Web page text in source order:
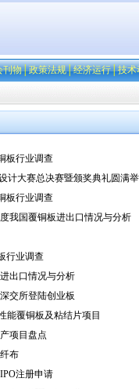
刊物│政策法规│经济运行│技术
板行业调查
计大赛总决赛暨颁奖典礼圆满
板行业调查
我国覆铜板进出口情况与分析
行业调查
出口情况与分析
交所登陆创业板
能覆铜板及粘结片项目
项目盘点
布
注册申请